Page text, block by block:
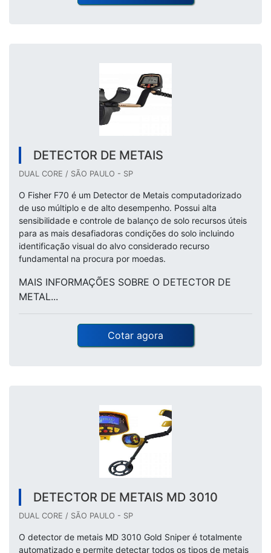
DETECTOR DE METAIS
DUAL CORE / SÃO PAULO - SP
O Fisher F70 é um Detector de Metais computadorizado
de uso múltiplo e de alto desempenho. Possui alta
sensibilidade e controle de balanço de solo recursos úteis
para as mais desafiadoras condições do solo incluindo
identificação visual do alvo considerado recurso
fundamental na procura por moedas.
MAIS INFORMAÇÕES SOBRE O DETECTOR DE
METAL...
Cotar agora
DETECTOR DE METAIS MD 3010
DUAL CORE / SÃO PAULO - SP
O detector de metais MD 3010 Gold Sniper é totalmente
automatizado e permite detectar todos os tipos de metais